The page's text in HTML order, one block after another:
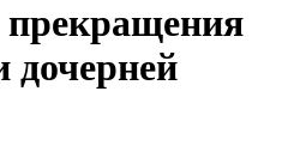
прекращения
дочерней